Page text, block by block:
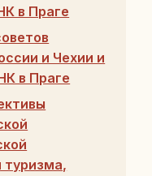
в Праге
и Чехии и
в Праге
туризма,